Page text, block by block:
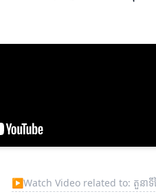
▶Watch Video related to: តួនាទីនៃ